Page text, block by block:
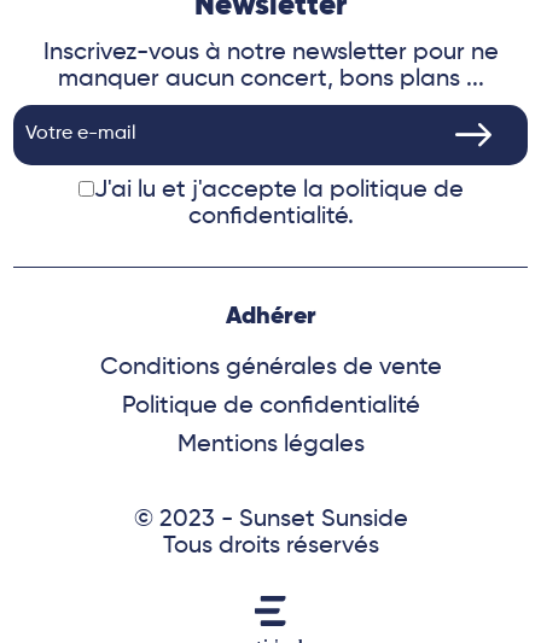
Newsletter
Inscrivez-vous à notre newsletter pour ne
manquer aucun concert, bons plans ...
J'ai lu et j'accepte la politique de
confidentialité.
Adhérer
Conditions générales de vente
Politique de confidentialité
Mentions légales
© 2023 - Sunset Sunside
Tous droits réservés